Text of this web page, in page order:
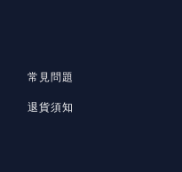
常見問題
退貨須知